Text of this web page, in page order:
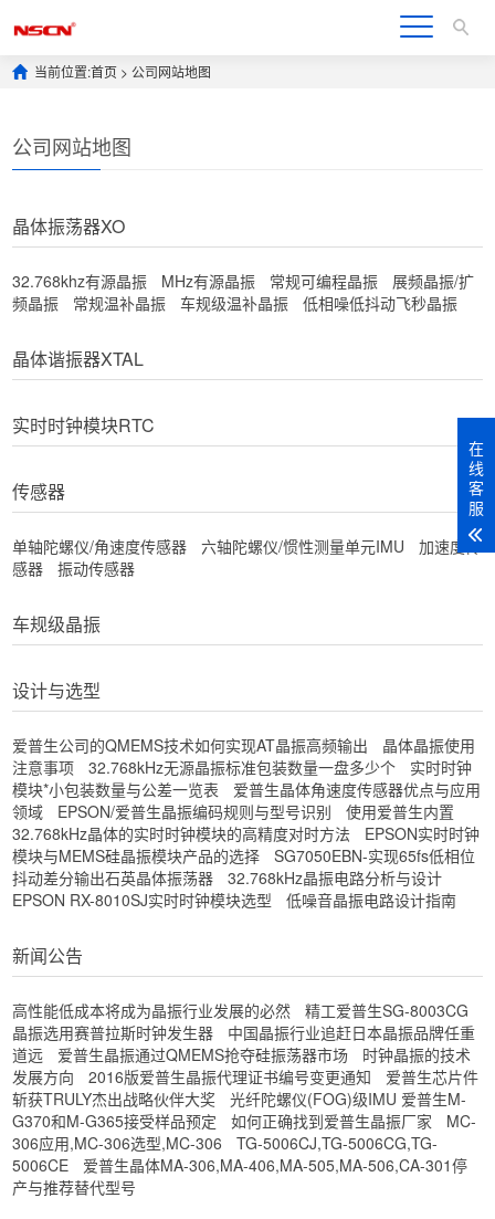
当前位置:首页 > 公司网站地图
公司网站地图
晶体振荡器XO
32.768khz有源晶振 MHz有源晶振 常规可编程晶振
展频晶振/扩
频晶振
常规温补晶振 车规级温补晶振 低相噪低抖动飞秒晶振
晶体谐振器XTAL
实时时钟模块RTC
传感器
单轴陀螺仪/角速度传感器 六轴陀螺仪/惯性测量单元IMU
加速度传
感器
振动传感器
车规级晶振
设计与选型
爱普生公司的QMEMS技术如何实现AT晶振高频输出
晶体晶振使用
注意事项
32.768kHz无源晶振标准包装数量一盘多少个
实时时钟
模块*小包装数量与公差一览表
爱普生晶体角速度传感器优点与应用
领域
EPSON/爱普生晶振编码规则与型号识别
使用爱普生内置
32.768kHz晶体的实时时钟模块的高精度对时方法
EPSON实时时钟
模块与MEMS硅晶振模块产品的选择
SG7050EBN-实现65fs低相位
抖动差分输出石英晶体振荡器
32.768kHz晶振电路分析与设计
EPSON RX-8010SJ实时时钟模块选型
低噪音晶振电路设计指南
新闻公告
高性能低成本将成为晶振行业发展的必然
精工爱普生SG-8003CG
晶振选用赛普拉斯时钟发生器
中国晶振行业追赶日本晶振品牌任重
道远
爱普生晶振通过QMEMS抢夺硅振荡器市场
时钟晶振的技术
发展方向
2016版爱普生晶振代理证书编号变更通知
爱普生芯片件
斩获TRULY杰出战略伙伴大奖
光纤陀螺仪(FOG)级IMU 爱普生M-
G370和M-G365接受样品预定
如何正确找到爱普生晶振厂家
MC-
306应用,MC-306选型,MC-306
TG-5006CJ,TG-5006CG,TG-
5006CE
爱普生晶体MA-306,MA-406,MA-505,MA-506,CA-301停
产与推荐替代型号
在
线
客
服